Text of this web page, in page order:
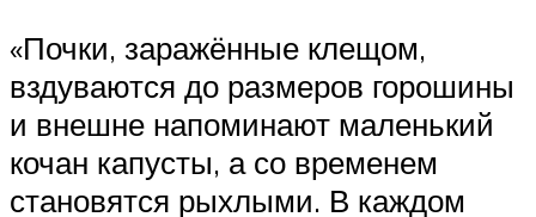
«Почки, заражённые клещом,
вздуваются до размеров горошины
и внешне напоминают маленький
кочан капусты, а со временем
становятся рыхлыми. В каждом